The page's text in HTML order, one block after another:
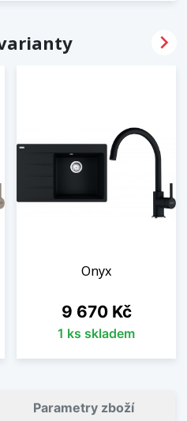
Onyx
Cena
9 670 Kč
1 ks skladem

Parametry zboží